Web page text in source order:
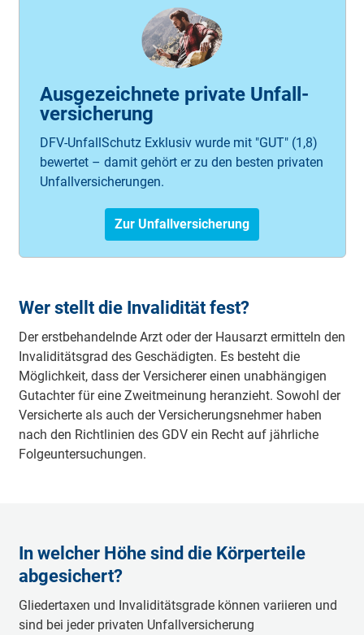
Ausgezeichnete private Unfall­
versicherung
DFV-UnfallSchutz Exklusiv wurde mit "GUT" (1,8)
bewertet – damit gehört er zu den besten privaten
Unfallversicherungen.
Zur Unfallversicherung
Wer stellt die Invalidität fest?
Der erstbehandelnde Arzt oder der Hausarzt ermitteln den
Invaliditäts­grad des Geschädigten. Es besteht die
Möglichkeit, dass der Versicherer einen unabhängigen
Gutachter für eine Zweit­meinung heranzieht. Sowohl der
Versicherte als auch der Versicherungs­nehmer haben
nach den Richtlinien des GDV ein Recht auf jährliche
Folge­unter­suchungen.
In welcher Höhe sind die Körperteile
abgesichert?
Gliedertaxen und Invaliditätsgrade können variieren und
sind bei jeder privaten Unfallversicherung